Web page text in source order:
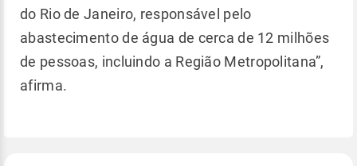
do Rio de Janeiro, responsável pelo
abastecimento de água de cerca de 12 milhões
de pessoas, incluindo a Região Metropolitana”,
afirma.